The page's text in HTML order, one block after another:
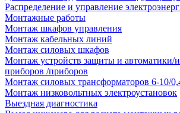
Распределение и управление
Монтажные работы
Монтаж шкафов управления
Монтаж кабельных линий
Монтаж силовых шкафов
Монтаж устройств защиты и автоматики/
приборов /приборов
Монтаж силовых трансформаторов 6-10/
Монтаж низковольтных электроустановок
Выездная диагностика